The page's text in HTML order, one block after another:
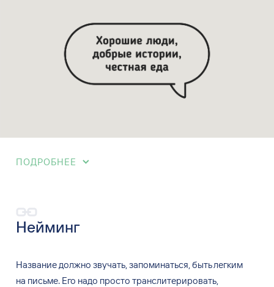
ПОДРОБНЕЕ
Нейминг
Название должно звучать, запоминаться, быть легким
на письме. Его надо просто транслитерировать,